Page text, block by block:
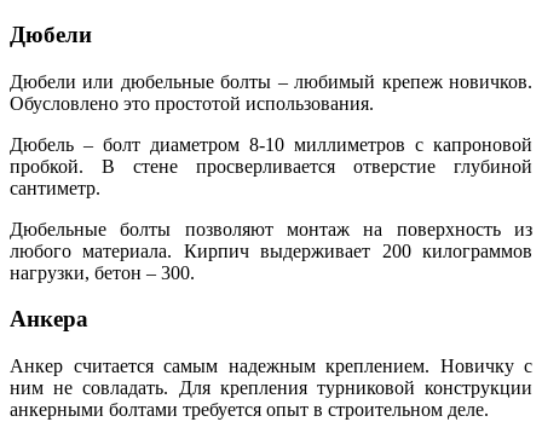
Дюбели
Дюбели или дюбельные болты – любимый крепеж новичков.
Обусловлено это простотой использования.
Дюбель – болт диаметром 8-10 миллиметров с капроновой
пробкой. В стене просверливается отверстие глубиной
сантиметр.
Дюбельные болты позволяют монтаж на поверхность из
любого материала. Кирпич выдерживает 200 килограммов
нагрузки, бетон – 300.
Анкера
Анкер считается самым надежным креплением. Новичку с
ним не совладать. Для крепления турниковой конструкции
анкерными болтами требуется опыт в строительном деле.